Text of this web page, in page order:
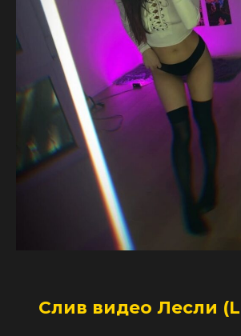
Слив видео Лесли